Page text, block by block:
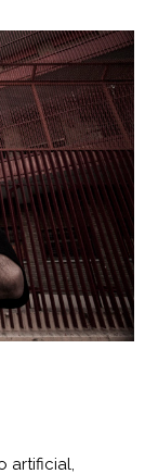
artificial,